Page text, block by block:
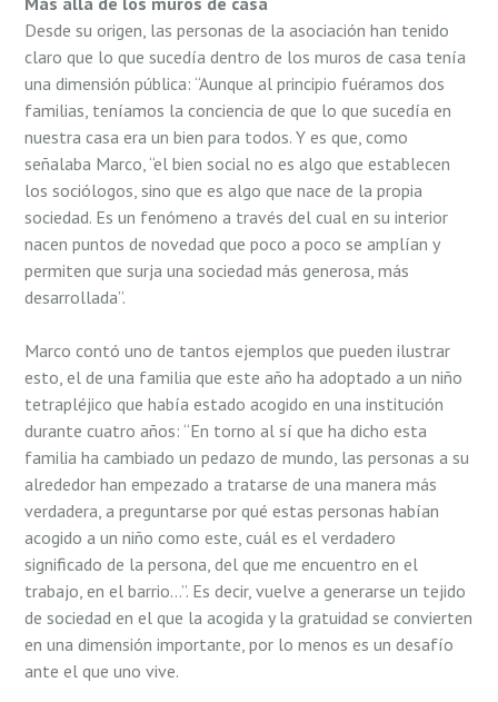
Desde su origen, las personas de la asociación han tenido
claro que lo que sucedía dentro de los muros de casa tenía
una dimensión pública: “Aunque al principio fuéramos dos
familias, teníamos la conciencia de que lo que sucedía en
nuestra casa era un bien para todos. Y es que, como
señalaba Marco, “el bien social no es algo que establecen
los sociólogos, sino que es algo que nace de la propia
sociedad. Es un fenómeno a través del cual en su interior
nacen puntos de novedad que poco a poco se amplían y
permiten que surja una sociedad más generosa, más
desarrollada”.
Marco contó uno de tantos ejemplos que pueden ilustrar
esto, el de una familia que este año ha adoptado a un niño
tetrapléjico que había estado acogido en una institución
durante cuatro años: “En torno al sí que ha dicho esta
familia ha cambiado un pedazo de mundo, las personas a su
alrededor han empezado a tratarse de una manera más
verdadera, a preguntarse por qué estas personas habían
acogido a un niño como este, cuál es el verdadero
significado de la persona, del que me encuentro en el
trabajo, en el barrio…”. Es decir, vuelve a generarse un tejido
de sociedad en el que la acogida y la gratuidad se convierten
en una dimensión importante, por lo menos es un desafío
ante el que uno vive.